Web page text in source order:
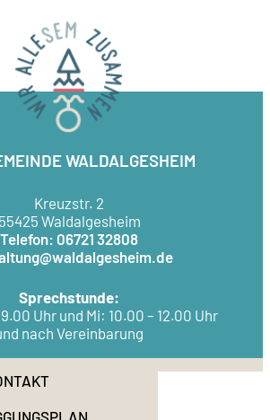
WALDALGESHEIM
Kreuzstr. 2
55425 Waldalgesheim
Telefon: 06721 32808
Sprechstunde:
Uhr und Mi: 10.00 – 12.00 Uhr
nach Vereinbarung